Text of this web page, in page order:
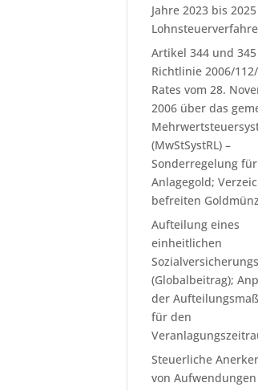
Jahre 2023 bis
Artikel 344 und
Richtlinie 2006/
Rates vom 28.
2006 über das
(MwStSystRL) –
Sonderregelung für
Anlagegold;
befreiten
Aufteilung eines
einheitlichen
(Globalbeitrag);
der
für den
Steuerliche
von